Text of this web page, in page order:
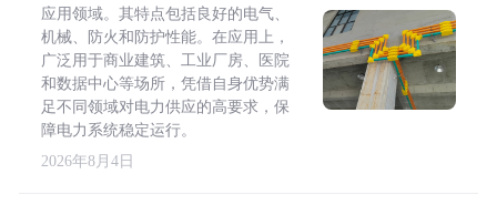
应用领域。其特点包括良好的电气、
机械、防火和防护性能。在应用上，
广泛用于商业建筑、工业厂房、医院
和数据中心等场所，凭借自身优势满
足不同领域对电力供应的高要求，保
障电力系统稳定运行。
2026年8月4日